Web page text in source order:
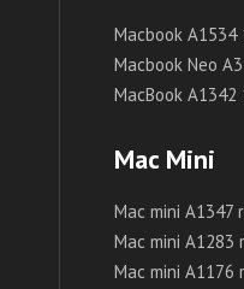
Macbook
Macbook Neo
MacBook
Mac Mini
Mac mini A1347
Mac mini A1283
Mac mini A1176